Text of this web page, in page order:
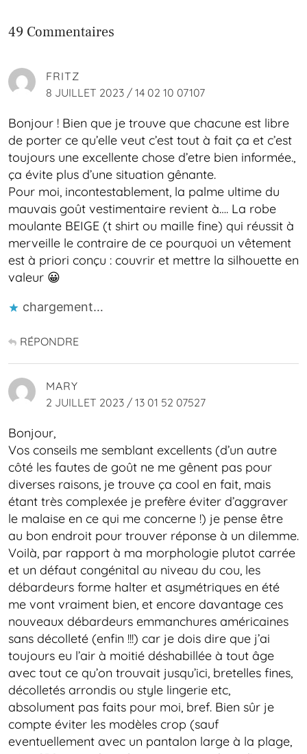
49 Commentaires
FRITZ
8 JUILLET 2023 / 14 02 10 07107
Bonjour ! Bien que je trouve que chacune est libre
de porter ce qu’elle veut c’est tout à fait ça et c’est
toujours une excellente chose d’etre bien informée.,
ça évite plus d’une situation gênante.
Pour moi, incontestablement, la palme ultime du
mauvais goût vestimentaire revient à…. La robe
moulante BEIGE (t shirt ou maille fine) qui réussit à
merveille le contraire de ce pourquoi un vêtement
est à priori conçu : couvrir et mettre la silhouette en
valeur 😀
chargement…
RÉPONDRE
MARY
2 JUILLET 2023 / 13 01 52 07527
Bonjour,
Vos conseils me semblant excellents (d’un autre
côté les fautes de goût ne me gênent pas pour
diverses raisons, je trouve ça cool en fait, mais
étant très complexée je prefère éviter d’aggraver
le malaise en ce qui me concerne !) je pense être
au bon endroit pour trouver réponse à un dilemme.
Voilà, par rapport à ma morphologie plutot carrée
et un défaut congénital au niveau du cou, les
débardeurs forme halter et asymétriques en été
me vont vraiment bien, et encore davantage ces
nouveaux débardeurs emmanchures américaines
sans décolleté (enfin !!!) car je dois dire que j’ai
toujours eu l’air à moitié déshabillée à tout âge
avec tout ce qu’on trouvait jusqu’ici, bretelles fines,
décolletés arrondis ou style lingerie etc,
absolument pas faits pour moi, bref. Bien sûr je
compte éviter les modèles crop (sauf
eventuellement avec un pantalon large à la plage,